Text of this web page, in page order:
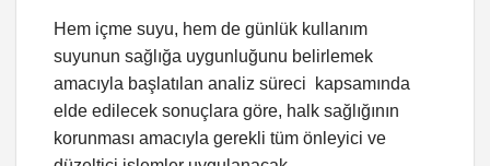
Hem içme suyu, hem de günlük kullanım
suyunun sağlığa uygunluğunu belirlemek
amacıyla başlatılan analiz süreci kapsamında
elde edilecek sonuçlara göre, halk sağlığının
korunması amacıyla gerekli tüm önleyici ve